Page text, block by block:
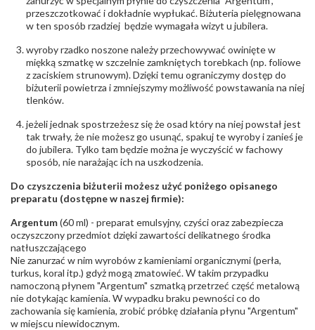
INNE PARAMETRY
odpowiedzialny:
Suchan, ul. Kurczaba 3, 30-868 Kraków; NIP:
679-25-92-107; sklep@wec.com.pl
Bezpieczeństwo
- rodzaj
ostrzeżenia:
Nie nadaje się dla dzieci w wieku poniżej 3 lat
,Elementy w wyrobie wykonane z białego złota
przeszczotkować i dokładnie wypłukać. Biżuteria pielęgnowana
w ten sposób rzadziej będzie wymagała wizyt u jubilera.
wyroby rzadko noszone należy przechowywać owinięte w
miękką szmatkę w szczelnie zamkniętych torebkach (np. foliowe
z zaciskiem strunowym). Dzięki temu ograniczymy dostęp do
biżuterii powietrza i zmniejszymy możliwość powstawania na niej
tlenków.
jeżeli jednak spostrzeżesz się że osad który na niej powstał jest
tak trwały, że nie możesz go usunąć, spakuj te wyroby i zanieś je
do jubilera. Tylko tam będzie można je wyczyścić w fachowy
sposób, nie narażając ich na uszkodzenia.
Do czyszczenia biżuterii możesz użyć poniżego opisanego
preparatu (dostępne w naszej firmie):
Argentum(60 ml) - preparat emulsyjny, czyści oraz zabezpiecza
oczyszczony przedmiot dzięki zawartości delikatnego środka
natłuszczającego
Nie zanurzać w nim wyrobów z kamieniami organicznymi (perła,
turkus, koral itp.) gdyż mogą zmatowieć. W takim przypadku
namoczoną płynem "Argentum" szmatką przetrzeć część metalową
nie dotykając kamienia. W wypadku braku pewności co do
zachowania się kamienia, zrobić próbkę działania płynu "Argentum"
w miejscu niewidocznym.